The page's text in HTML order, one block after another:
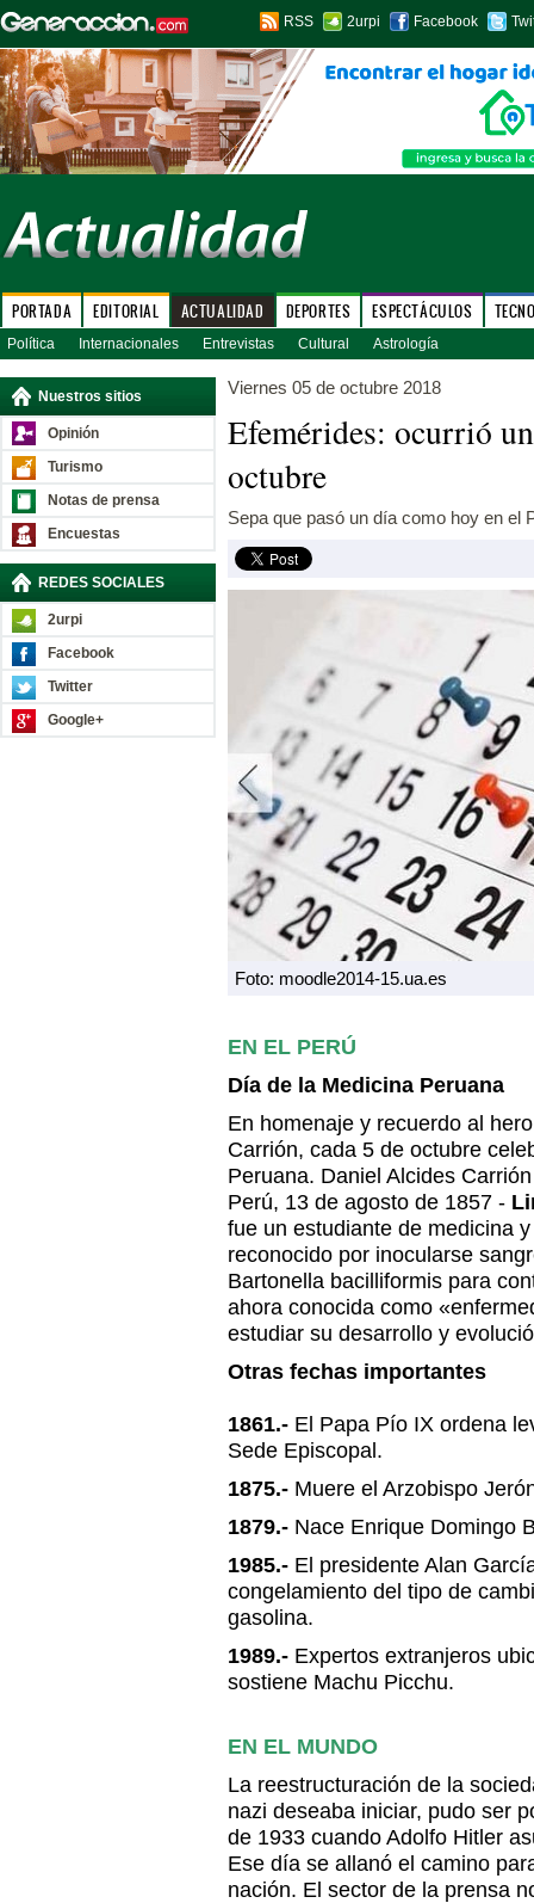
RSS 2urpi Facebook
PORTADA EDITORIAL ACTUALIDAD DEPORTES ESPECTÁCULOS
Política Internacionales Entrevistas Cultural Astrología
Nuestros sitios
Opinión
Turismo
Notas de prensa
Encuestas
REDES SOCIALES
2urpi
Facebook
Twitter
Google+
Viernes 05 de octubre 2018
Efemérides: ocurrió
octubre
Sepa que pasó un día como hoy en el
Foto: moodle2014-15.ua.es
EN EL PERÚ
Día de la Medicina Peruana
En homenaje y recuerdo al
Carrión, cada 5 de octubre
Peruana. Daniel Alcides
Perú, 13 de agosto de 1857 -
fue un estudiante de medicina
reconocido por inocularse
Bartonella bacilliformis para
ahora conocida como
estudiar su desarrollo y
Otras fechas importantes
1861.- El Papa Pío IX ordena
Sede Episcopal.
1875.- Muere el Arzobispo
1879.- Nace Enrique Domingo
1985.- El presidente Alan
congelamiento del tipo de
gasolina.
1989.- Expertos extranjeros
sostiene Machu Picchu.
EN EL MUNDO
La reestructuración de la
nazi deseaba iniciar, pudo ser
de 1933 cuando Adolfo Hitler
Ese día se allanó el camino
nación. El sector de la prensa